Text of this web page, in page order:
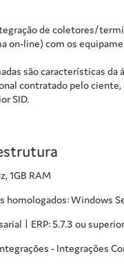
de coletores/
on-line) com os
são características da
contratado pelo
SID.
1GB RAM
homologados: Windows
| ERP: 5.7.3 ou
- Integrações